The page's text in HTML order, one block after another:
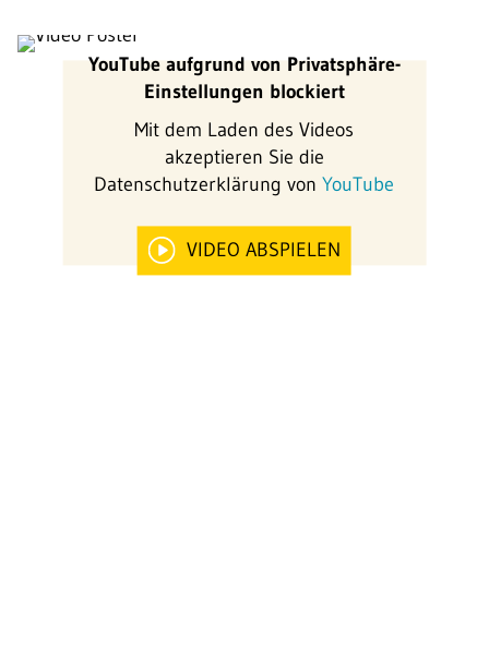
YouTube aufgrund von Privatsphäre-
Einstellungen blockiert
Mit dem Laden des Videos
akzeptieren Sie die
Datenschutzerklärung vonYouTube
VIDEO ABSPIELEN